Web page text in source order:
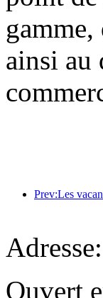
ainsi au
Ouvert